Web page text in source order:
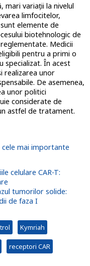
mari variații la nivelul
limfocitelor,
elemente de
biotehnologic de
Medicii
pentru a primi o
specializat. În acest
realizarea unor
De asemenea,
unor politici
considerate de
astfel de tratament.
cele mai importante
celulare CAR-T:
tumorilor solide:
de faza I
Kymriah
receptori CAR